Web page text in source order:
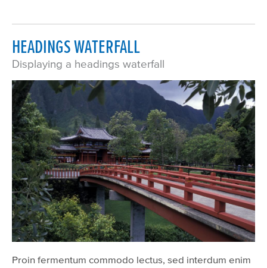
HEADINGS WATERFALL
Displaying a headings waterfall
Proin fermentum commodo lectus, sed interdum enim